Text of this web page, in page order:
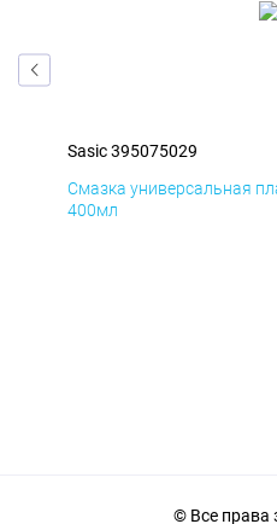
Sasic 395075029
Смазка универсальная
400мл
© Все